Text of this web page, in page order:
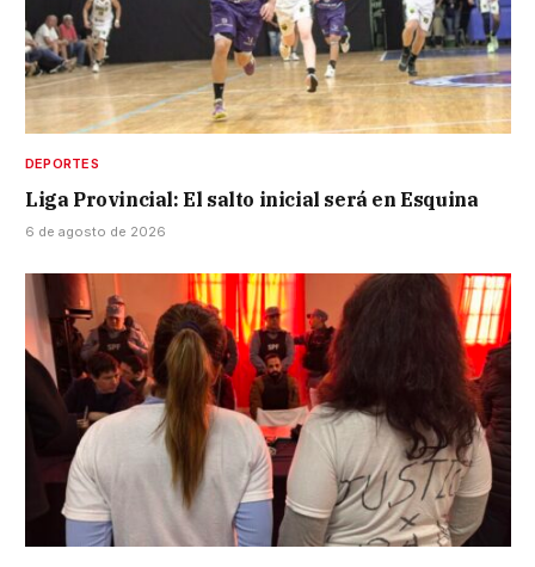
DEPORTES
Liga Provincial: El salto inicial será en Esquina
6 de agosto de 2026